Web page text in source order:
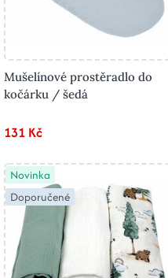
Mušelínové prostěradlo do
kočárku / šedá
131 Kč
Novinka
Doporučené